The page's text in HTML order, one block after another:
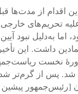
اقدام از مدت‌ها
اما به‌دلیل نبود
داشت. این
نخست
پس از گرم‌تر
[رئیس‌جمهور پیشین